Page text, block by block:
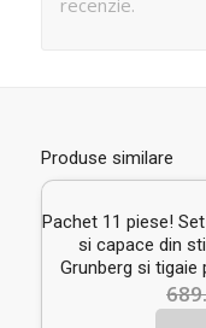
recenzie.
Produse similare
Pachet 11 piese!
si capace din
Grunberg si